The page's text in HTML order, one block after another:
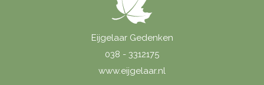
Eijgelaar Gedenken
038 - 3312175
www.eijgelaar.nl